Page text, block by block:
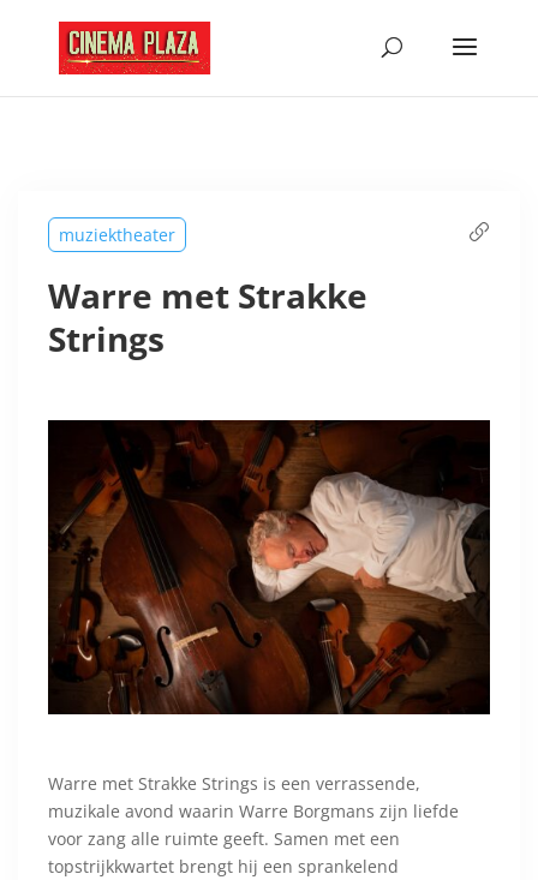
muziektheater
Warre met Strakke
Strings
Warre met Strakke Strings is een verrassende,
muzikale avond waarin Warre Borgmans zijn liefde
voor zang alle ruimte geeft. Samen met een
topstrijkkwartet brengt hij een sprankelend